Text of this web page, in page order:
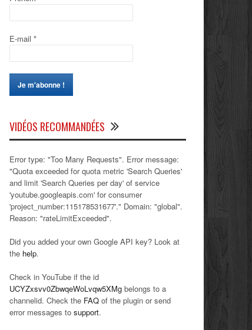
E-mail *
VIDÉOS RECOMMANDÉES
Error type: "Too Many Requests". Error message:
"Quota exceeded for quota metric 'Search Queries'
and limit 'Search Queries per day' of service
'youtube.googleapis.com' for consumer
'project_number:115178531677'." Domain: "global".
Reason: "rateLimitExceeded".
Did you added your own Google API key? Look at
the help.
Check in YouTube if the id
UCYZxsvv0ZbwqeWoLvqw5XMg belongs to a
channelid. Check the FAQ of the plugin or send
error messages to support.